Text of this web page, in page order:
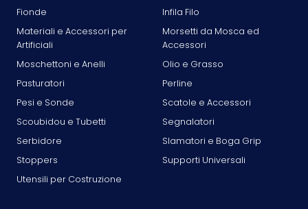
Fionde
Infila Filo
Materiali e Accessori per
Artificiali
Morsetti da Mosca ed
Accessori
Moschettoni e Anelli
Olio e Grasso
Pasturatori
Perline
Pesi e Sonde
Scatole e Accessori
Scoubidou e Tubetti
Segnalatori
Serbidore
Slamatori e Boga Grip
Stoppers
Supporti Universali
Utensili per Costruzione